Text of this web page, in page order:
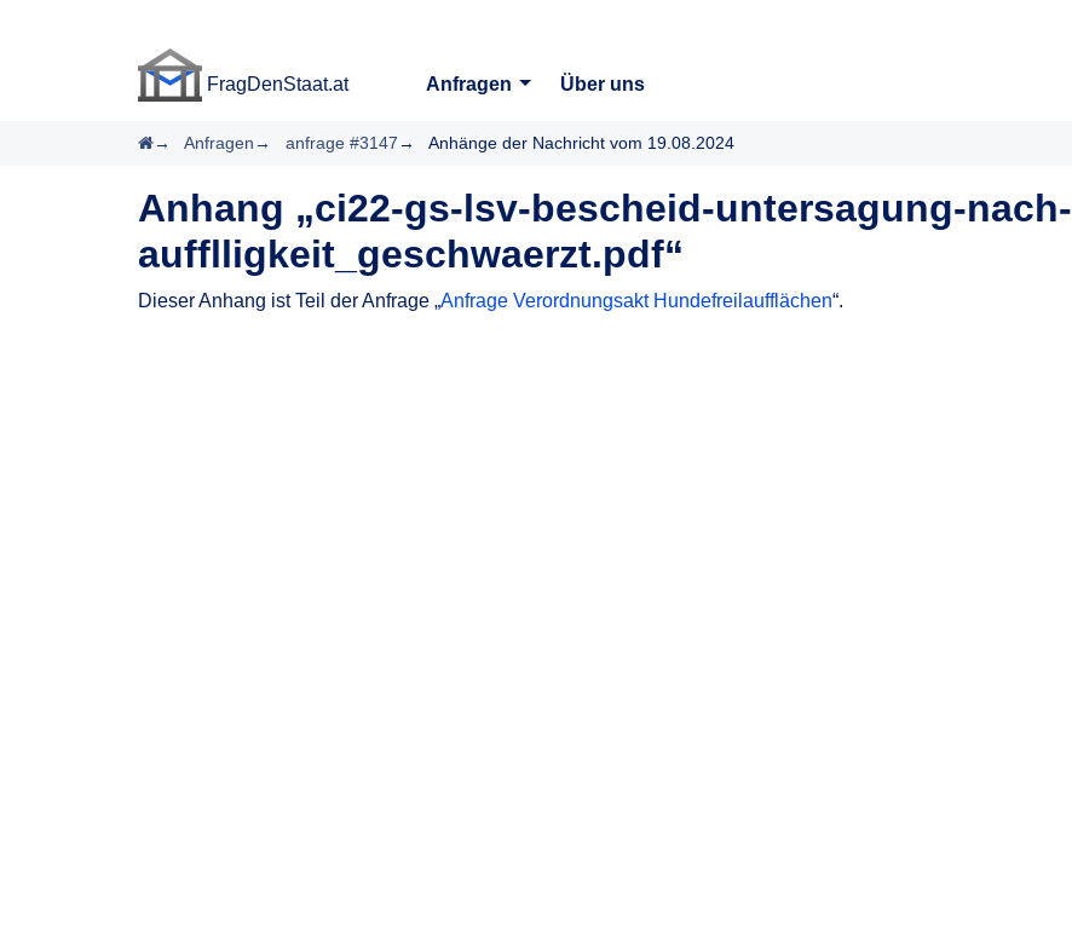
FragDenStaat.at
Anfragen
Über uns
Startseite
Anfragen anfrage #3147 Anhänge der Nachricht vom 19.08.2024
Anhang „ci22-gs-lsv-bescheid-untersagung-nach-
aufflligkeit_geschwaerzt.pdf“
Dieser Anhang ist Teil der Anfrage „Anfrage Verordnungsakt Hundefreilaufflächen“.